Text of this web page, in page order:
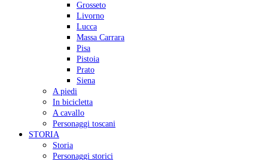
Grosseto
Livorno
Lucca
Massa Carrara
Pisa
Pistoia
Prato
Siena
A piedi
In bicicletta
A cavallo
Personaggi toscani
STORIA
Storia
Personaggi storici